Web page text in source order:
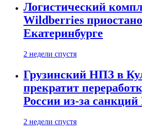
Логистический
Wildberries
Екатеринбурге
2 недели спустя
Грузинский НПЗ в
прекратит
России из-за
2 недели спустя